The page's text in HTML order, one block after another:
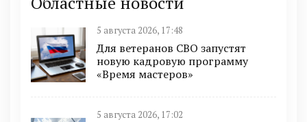
5 августа 2026, 17:48
Для ветеранов СВО запустят
новую кадровую программу
«Время мастеров»
5 августа 2026, 17:02